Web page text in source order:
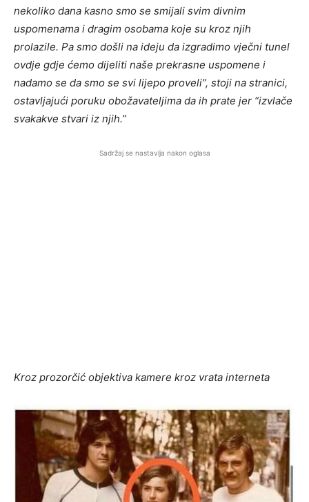
nekoliko dana kasno smo se smijali svim divnim
uspomenama i dragim osobama koje su kroz njih
prolazile. Pa smo došli na ideju da izgradimo vječni tunel
ovdje gdje ćemo dijeliti naše prekrasne uspomene i
nadamo se da smo se svi lijepo proveli”, stoji na stranici,
ostavljajući poruku obožavateljima da ih prate jer “izvlače
svakakve stvari iz njih.”
Sadržaj se nastavlja nakon oglasa
Kroz prozorčić objektiva kamere kroz vrata interneta